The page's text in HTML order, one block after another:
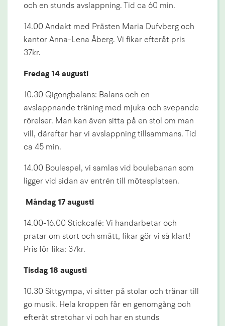
och en stunds avslappning. Tid ca 60 min.
14.00 Andakt med Prästen Maria Dufvberg och
kantor Anna-Lena Åberg. Vi fikar efteråt pris
37kr.
Fredag 14 augusti
10.30 Qigongbalans: Balans och en
avslappnande träning med mjuka och svepande
rörelser. Man kan även sitta på en stol om man
vill, därefter har vi avslappning tillsammans. Tid
ca 45 min.
14.00 Boulespel, vi samlas vid boulebanan som
ligger vid sidan av entrén till mötesplatsen.
Måndag 17 augusti
14.00-16.00 Stickcafé: Vi handarbetar och
pratar om stort och smått, fikar gör vi så klart!
Pris för fika: 37kr.
Tisdag 18 augusti
10.30 Sittgympa, vi sitter på stolar och tränar till
go musik. Hela kroppen får en genomgång och
efteråt stretchar vi och har en stunds